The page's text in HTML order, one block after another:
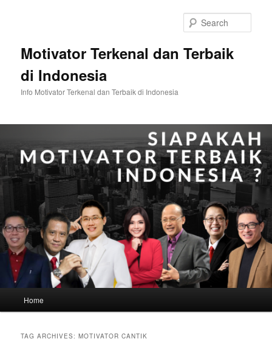
Motivator Terkenal dan Terbaik
di Indonesia
Info Motivator Terkenal dan Terbaik di Indonesia
Home
TAG ARCHIVES:MOTIVATOR CANTIK